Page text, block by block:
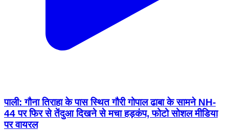
पाली: गौना तिराहा के पास स्थित गौरी गोपाल ढाबा के सामने NH-
44 पर फिर से तेंदुआ दिखने से मचा हड़कंप, फोटो सोशल मीडिया
पर वायरल